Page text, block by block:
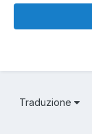
Traduzione